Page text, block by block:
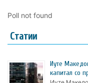
Poll not found
Статии
Иуте
капитал со